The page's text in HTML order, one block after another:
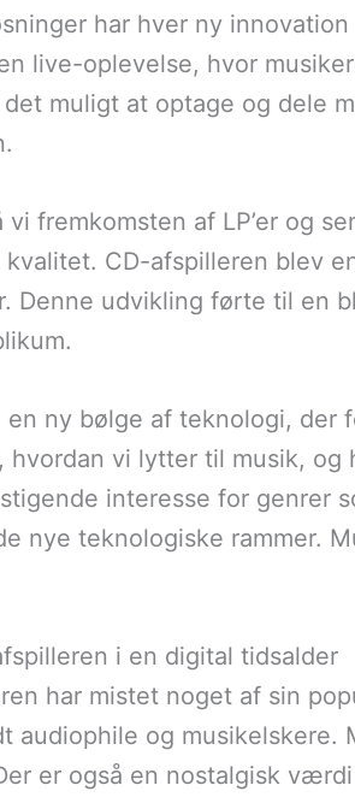
har hver ny
live-oplevelse, hvor
muligt at optage og dele
vi fremkomsten af LP’er og
kvalitet. CD-afspilleren blev
Denne udvikling førte til en
ny bølge af teknologi, der
vi lytter til musik, og
interesse for genrer
nye teknologiske rammer.
i en digital tidsalder
har mistet noget af sin
audiophile og
er også en nostalgisk